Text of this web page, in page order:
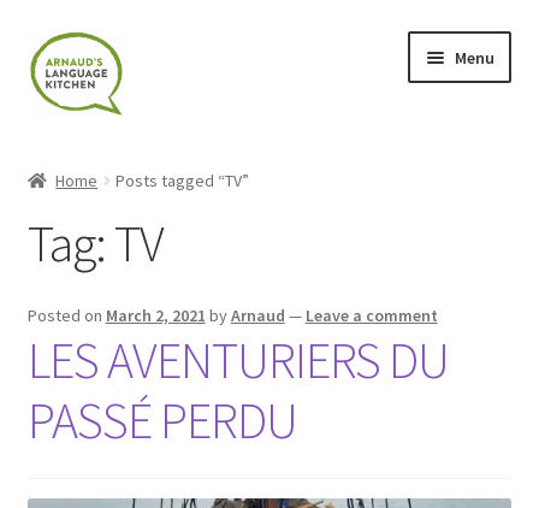
Skip
to
navigation
Skip
to
content
Menu
Checkout
Home Posts tagged “TV”
Tag:TV
Posted on March 2, 2021 byArnaud — Leave a comment
LES AVENTURIERS DU
PASSÉ PERDU